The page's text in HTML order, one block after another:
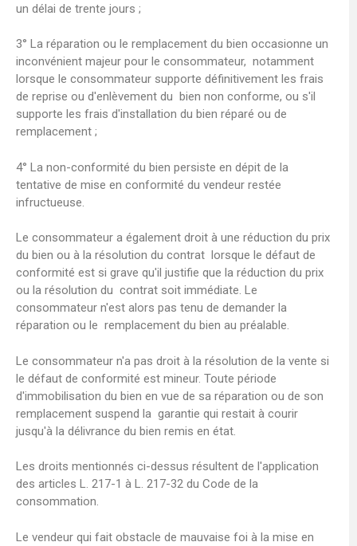
un délai de trente jours ;
3° La réparation ou le remplacement du bien occasionne un
inconvénient majeur pour le consommateur, notamment
lorsque le consommateur supporte définitivement les frais
de reprise ou d'enlèvement du bien non conforme, ou s'il
supporte les frais d'installation du bien réparé ou de
remplacement ;
4° La non-conformité du bien persiste en dépit de la
tentative de mise en conformité du vendeur restée
infructueuse.
Le consommateur a également droit à une réduction du prix
du bien ou à la résolution du contrat lorsque le défaut de
conformité est si grave qu'il justifie que la réduction du prix
ou la résolution du contrat soit immédiate. Le
consommateur n'est alors pas tenu de demander la
réparation ou le remplacement du bien au préalable.
Le consommateur n'a pas droit à la résolution de la vente si
le défaut de conformité est mineur. Toute période
d'immobilisation du bien en vue de sa réparation ou de son
remplacement suspend la garantie qui restait à courir
jusqu'à la délivrance du bien remis en état.
Les droits mentionnés ci-dessus résultent de l'application
des articles L. 217-1 à L. 217-32 du Code de la
consommation.
Le vendeur qui fait obstacle de mauvaise foi à la mise en